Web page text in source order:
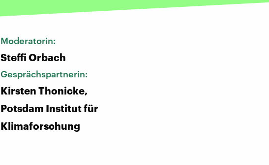
Moderatorin:
Steffi Orbach
Gesprächspartnerin:
Kirsten Thonicke,
Potsdam Institut für
Klimaforschung